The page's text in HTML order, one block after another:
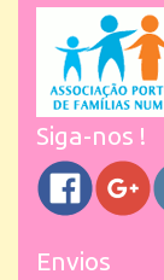
Siga-nos !
Envios